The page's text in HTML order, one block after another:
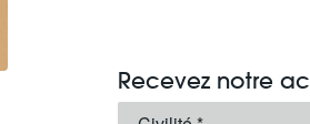
Recevez notre